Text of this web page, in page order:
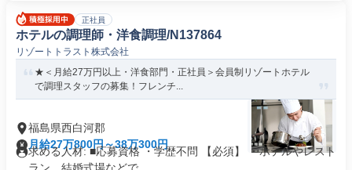
正社員
ホテルの調理師・洋食調理/N137864
リゾートトラスト株式会社
★＜月給27万円以上・洋食部門・正社員＞会員制リゾートホテル
で調理スタッフの募集！フレンチ...
福島県西白河郡
月給27万800円～38万300円
求める人材: ■応募資格 ・学歴不問 【必須】 ・ホテルやレスト